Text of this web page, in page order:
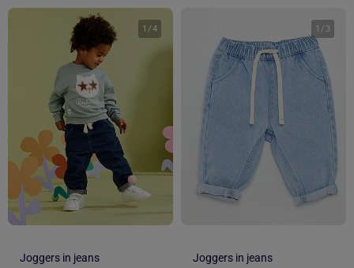
1 /4
Joggers in jeans
1 / 3
Joggers in jeans